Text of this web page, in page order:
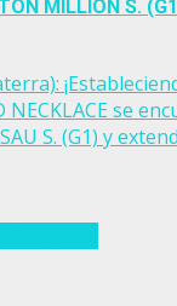
MILLION S.
se
S. (G1) y